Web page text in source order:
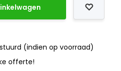
(indien op voorraad)
offerte!